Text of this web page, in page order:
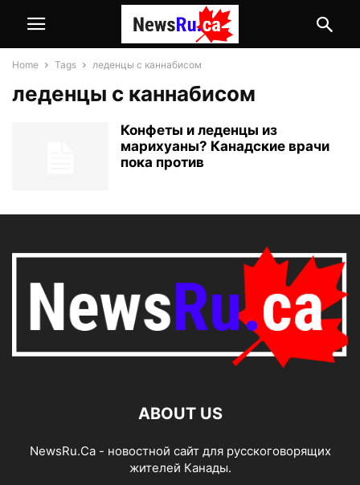
Home Tags леденцы с каннабисом
леденцы с каннабисом
Конфеты и леденцы из
марихуаны? Канадские врачи
пока против
ABOUT US
NewsRu.Ca - новостной сайт для русскоговорящих
жителей Канады.